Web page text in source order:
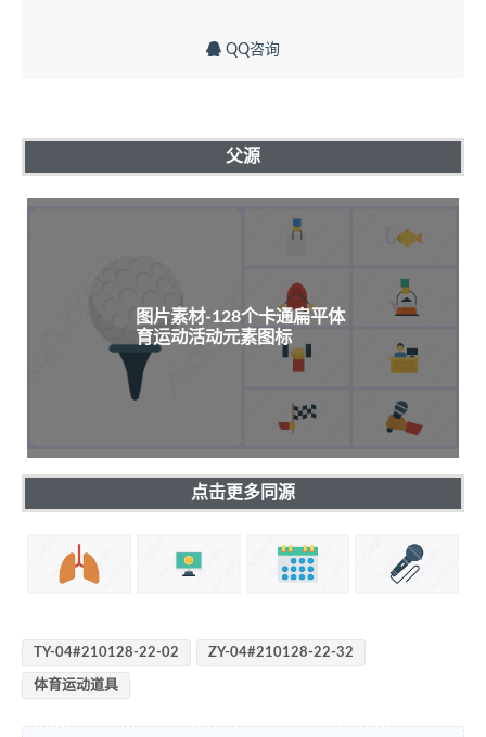
QQ咨询
父源
图片素材-128个卡通扁平体
育运动活动元素图标
点击更多同源
TY-04#210128-22-02 ZY-04#210128-22-32
体育运动道具